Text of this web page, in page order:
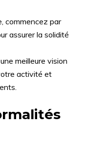
commencez par
assurer la solidité
meilleure vision
activité et